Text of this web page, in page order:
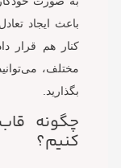
باعث ایجاد
کنار هم قرار
مختلف،
بگذارید.
چگونه
کنیم؟